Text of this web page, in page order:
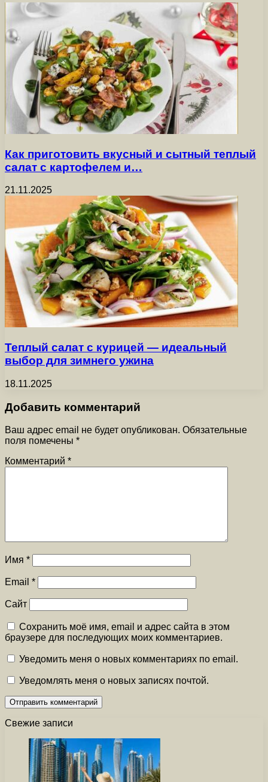
Как приготовить вкусный и сытный теплый
салат с картофелем и…
21.11.2025
Теплый салат с курицей — идеальный
выбор для зимнего ужина
18.11.2025
Добавить комментарий
Ваш адрес email не будет опубликован. Обязательные
поля помечены *
Комментарий *
Имя *
Email *
Сайт
Сохранить моё имя, email и адрес сайта в этом
браузере для последующих моих комментариев.
Уведомить меня о новых комментариях по email.
Уведомлять меня о новых записях почтой.
Свежие записи